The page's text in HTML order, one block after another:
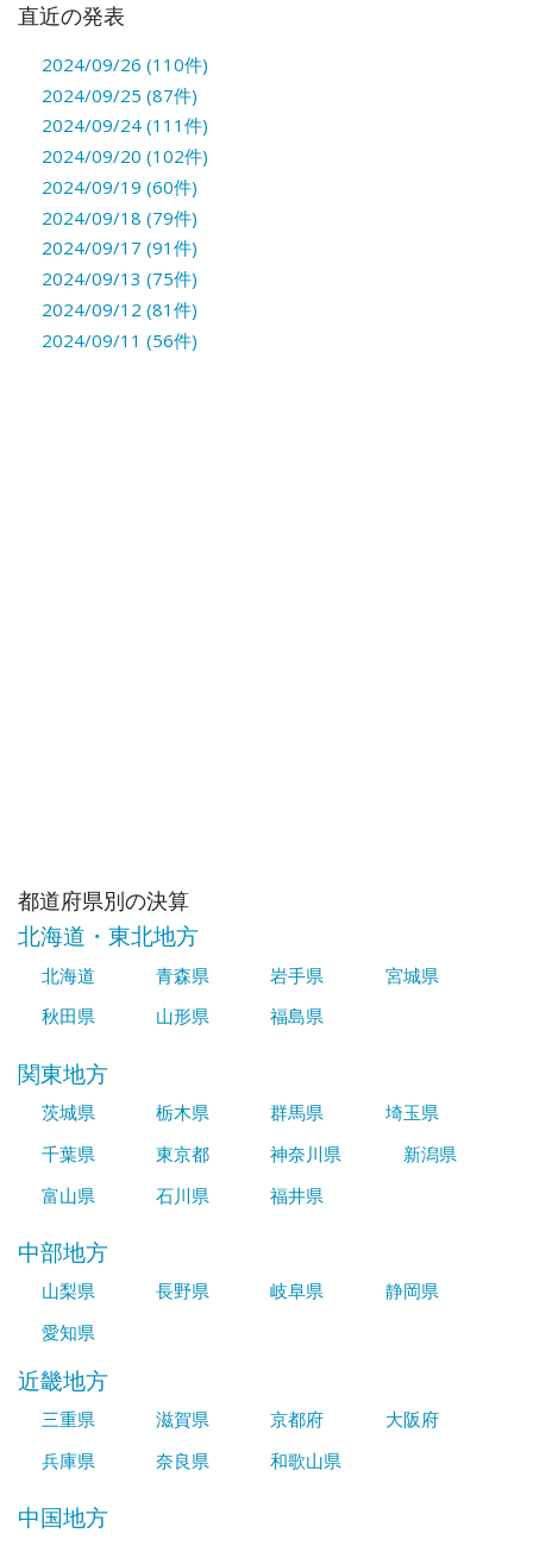
直近の発表
2024/09/26 (110件)
2024/09/25 (87件)
2024/09/24 (111件)
2024/09/20 (102件)
2024/09/19 (60件)
2024/09/18 (79件)
2024/09/17 (91件)
2024/09/13 (75件)
2024/09/12 (81件)
2024/09/11 (56件)
都道府県別の決算
北海道・東北地方
北海道 青森県 岩手県
宮城県
秋田県
山形県 福島県
関東地方
茨城県 栃木県 群馬県
埼玉県
千葉県
東京都 神奈川県
新潟県
富山県
石川県 福井県
中部地方
山梨県 長野県 岐阜県
静岡県
愛知県
近畿地方
三重県 滋賀県 京都府
大阪府
兵庫県
奈良県 和歌山県
中国地方